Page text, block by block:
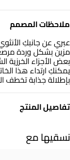
ملاحظات المصمم
عبري عن جانبكِ
يمكنكِ ارتداء هذا
بإطلالة جذابة تخطف
تفاصيل المنتج
ذهب أبيض 18 قيراط
نسقيها مع